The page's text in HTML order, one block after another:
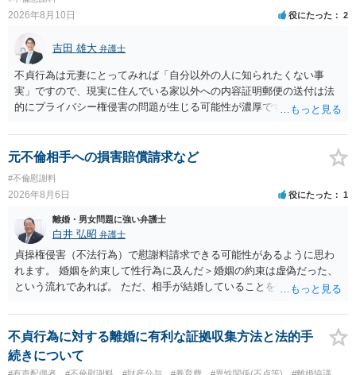
2026年8月10日 役にたった 2
吉田 雄大 弁護士
不貞行為は元妻にとってみれば「自分以外の人に知られたくない事
実」ですので、現実に住んでいる家以外への内容証明郵便の送付は法
的にプライバシー権侵害の問題が生じる可能性が濃厚です。ですの
元不倫相手への損害賠償請求など
#不倫慰謝料
2026年8月6日 役にたった 1
離婚・男女問題に強い弁護士
白井 弘昭 弁護士
貞操権侵害（不法行為）で慰謝料請求できる可能性があるように思わ
れます。 婚姻を約束して性行為に及んだ＞婚姻の約束は虚偽だった、
という流れであれば。 ただ、相手が結婚していることを知って行為に
性も認められそうですので、あまり慰謝料は高額にならないように思
われます。 一度、最寄りの弁護士に相談してみてください。
不貞行為に対する離婚に有利な証拠収集方法と法的手
続きについて
#有責配偶者 #不倫慰謝料 #財産分与 #養育費 #異性関係(不貞等) #離婚協議